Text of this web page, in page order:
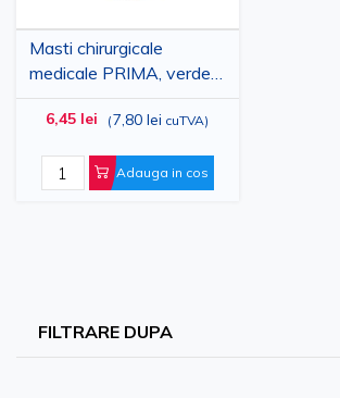
Masti chirurgicale
medicale PRIMA, verde
inchis, cu elastic, tip IIR, 3
straturi, 50 bucati
6,45 lei (7,80 lei cuTVA)
Adauga in cos
FILTRARE DUPA